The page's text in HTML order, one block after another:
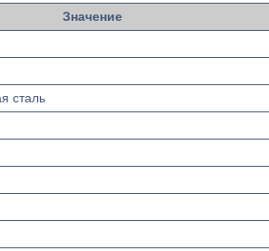
Значение
сталь